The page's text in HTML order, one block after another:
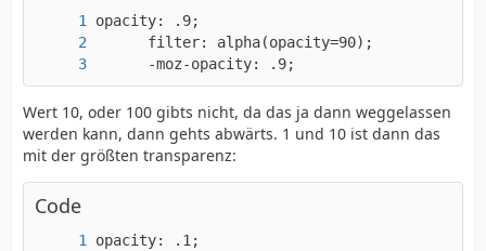
      -moz-opacity: .9;
Wert 10, oder 100 gibts nicht, da das ja dann weggelassen
werden kann, dann gehts abwärts. 1 und 10 ist dann das
mit der größten transparenz:
Code